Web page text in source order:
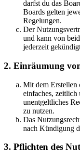
darfst du das
Boards gelten
Regelungen.
Der
und kann von
jederzeit
2. Einräumung
Mit dem Erstellen
einfaches, zeitlich
unentgeltliches
zu nutzen.
Das
nach Kündigung
3. Pflichten des